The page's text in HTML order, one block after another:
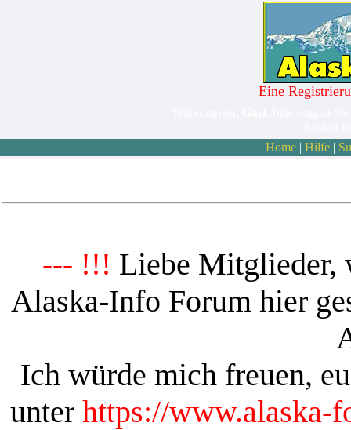
Eine
Home| Hilfe|
--- !!! Liebe Mitglieder,
Alaska-Info Forum hier
Ich würde mich freuen,
unter https://www.alaska-